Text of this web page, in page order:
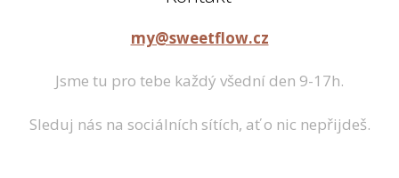
my@sweetflow.cz
Jsme tu pro tebe každý všední den 9-17h.
Sleduj nás na sociálních sítích, ať o nic nepřijdeš.